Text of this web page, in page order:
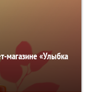
магазине «Улыбка